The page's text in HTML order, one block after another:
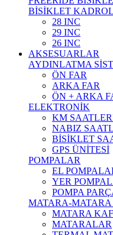
BİSİKLET
28 INC
29 INC
26 INC
AKSESUARLAR
AYDINLATMA
ÖN FAR
ARKA FAR
ÖN + ARKA
ELEKTRONİK
KM
NABIZ
BİSİKLET
GPS ÜNİTESİ
POMPALAR
EL
YER
POMPA
MATARA-
MATARA
MATARALAR